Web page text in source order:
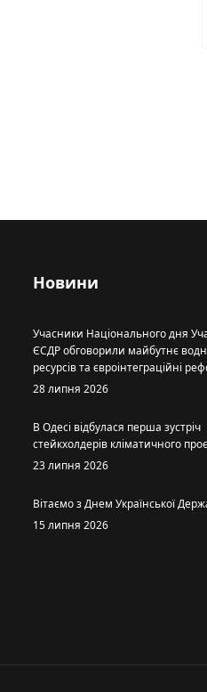
Новини
Учасники Національного дня
ЄСДР обговорили майбутнє
ресурсів та євроінтеграційні
28 липня 2026
В Одесі відбулася перша зустріч
стейкхолдерів кліматичного
23 липня 2026
Вітаємо з Днем Української
15 липня 2026